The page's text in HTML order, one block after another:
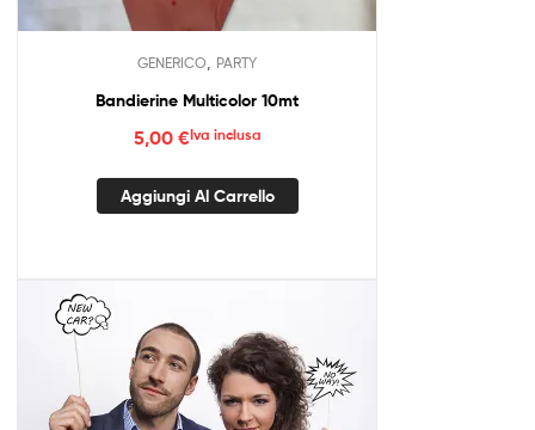
GENERICO PARTY
Bandierine Multicolor 10mt
5,00 €Iva inclusa
Aggiungi Al Carrello